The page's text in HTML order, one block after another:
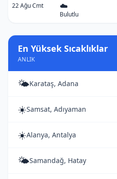
22 Ağu Cmt ☁️
Bulutlu
En Yüksek Sıcaklıklar
ANLIK
🌤️Karataş, Adana
☀️Samsat, Adıyaman
☀️Alanya, Antalya
🌤️Samandağ, Hatay